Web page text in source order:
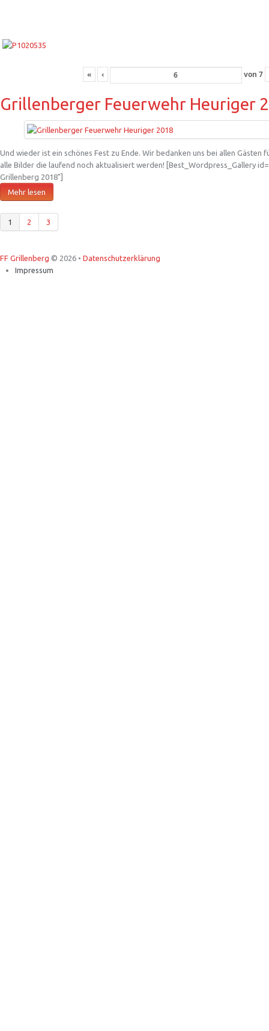
« ‹ von 7
Grillenberger Feuerwehr Heuriger
Und wieder ist ein schönes Fest zu Ende. Wir bedanken uns bei allen Gästen
alle Bilder die laufend noch aktualisiert werden! [Best_Wordpress_Gallery
Grillenberg 2018"]
Mehr lesen
1 2 3
FF Grillenberg © 2026 • Datenschutzerklärung
Impressum